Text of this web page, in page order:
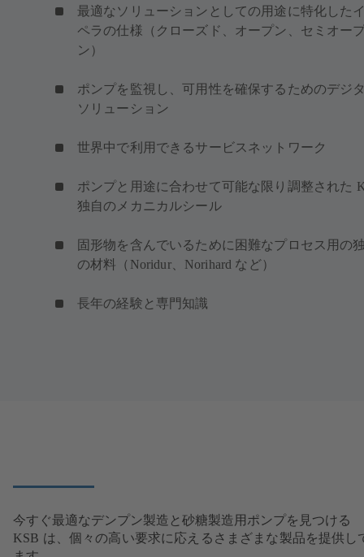
最適なソリューションとしての用途に特化した
ペラの仕様（クローズド、オープン、セミオー
ン）
ポンプを監視し、可用性を確保するためのデジ
ソリューション
世界中で利用できるサービスネットワーク
ポンプと用途に合わせて可能な限り調整された
独自のメカニカルシール
固形物を含んでいるために困難なプロセス用の
の材料（Noridur、Norihard など）
長年の経験と専門知識
今すぐ最適なデンプン製造と砂糖製造用ポンプを見つける
KSB は、個々の高い要求に応えるさまざまな製品を提供し